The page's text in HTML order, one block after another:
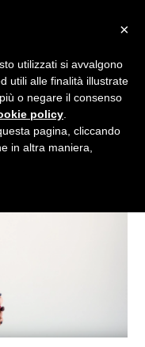
×
utilizzati si avvalgono
utili alle finalità illustrate
o negare il consenso
policy
pagina, cliccando
in altra maniera,